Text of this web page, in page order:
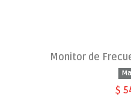
Monitor de
$